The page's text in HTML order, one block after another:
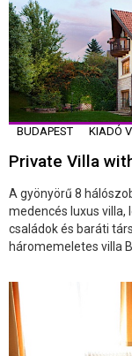
BUDAPEST KIADÓ
Private Villa
A gyönyörű 8
medencés luxus
családok és baráti
háromemeletes villa